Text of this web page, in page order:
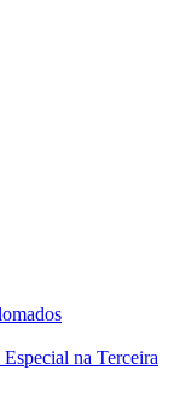
na Terceira